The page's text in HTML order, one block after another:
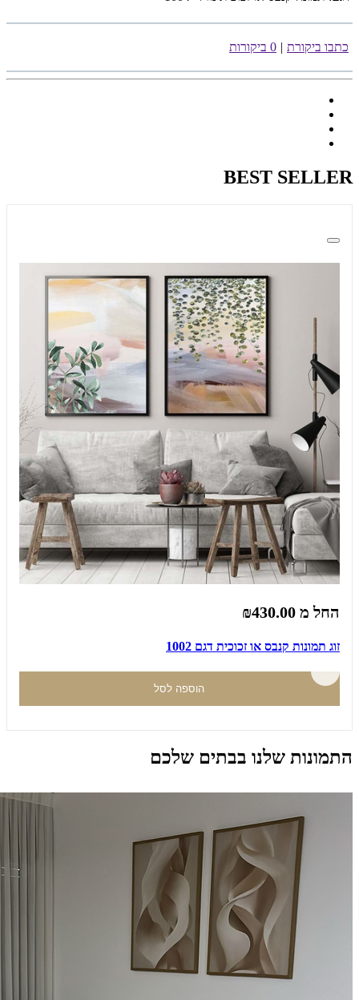
כתבו ביקורת | 0 ביקורות
BEST SELLER
החל מ ₪430.00
זוג תמונות קנבס או זכוכית דגם 1002
הוספה לסל
התמונות שלנו בבתים שלכם